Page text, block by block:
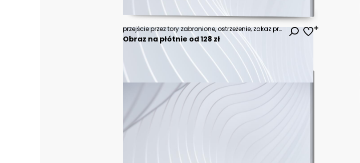
przejście przez tory zabronione, ostrzeżenie, zakaz przejścia przez torowisko
Obraz na płótnie od 128 zł